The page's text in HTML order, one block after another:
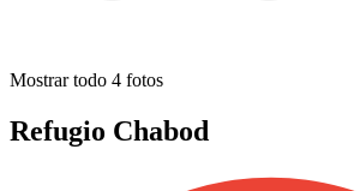
Mostrar todo 4 fotos
Refugio Chabod